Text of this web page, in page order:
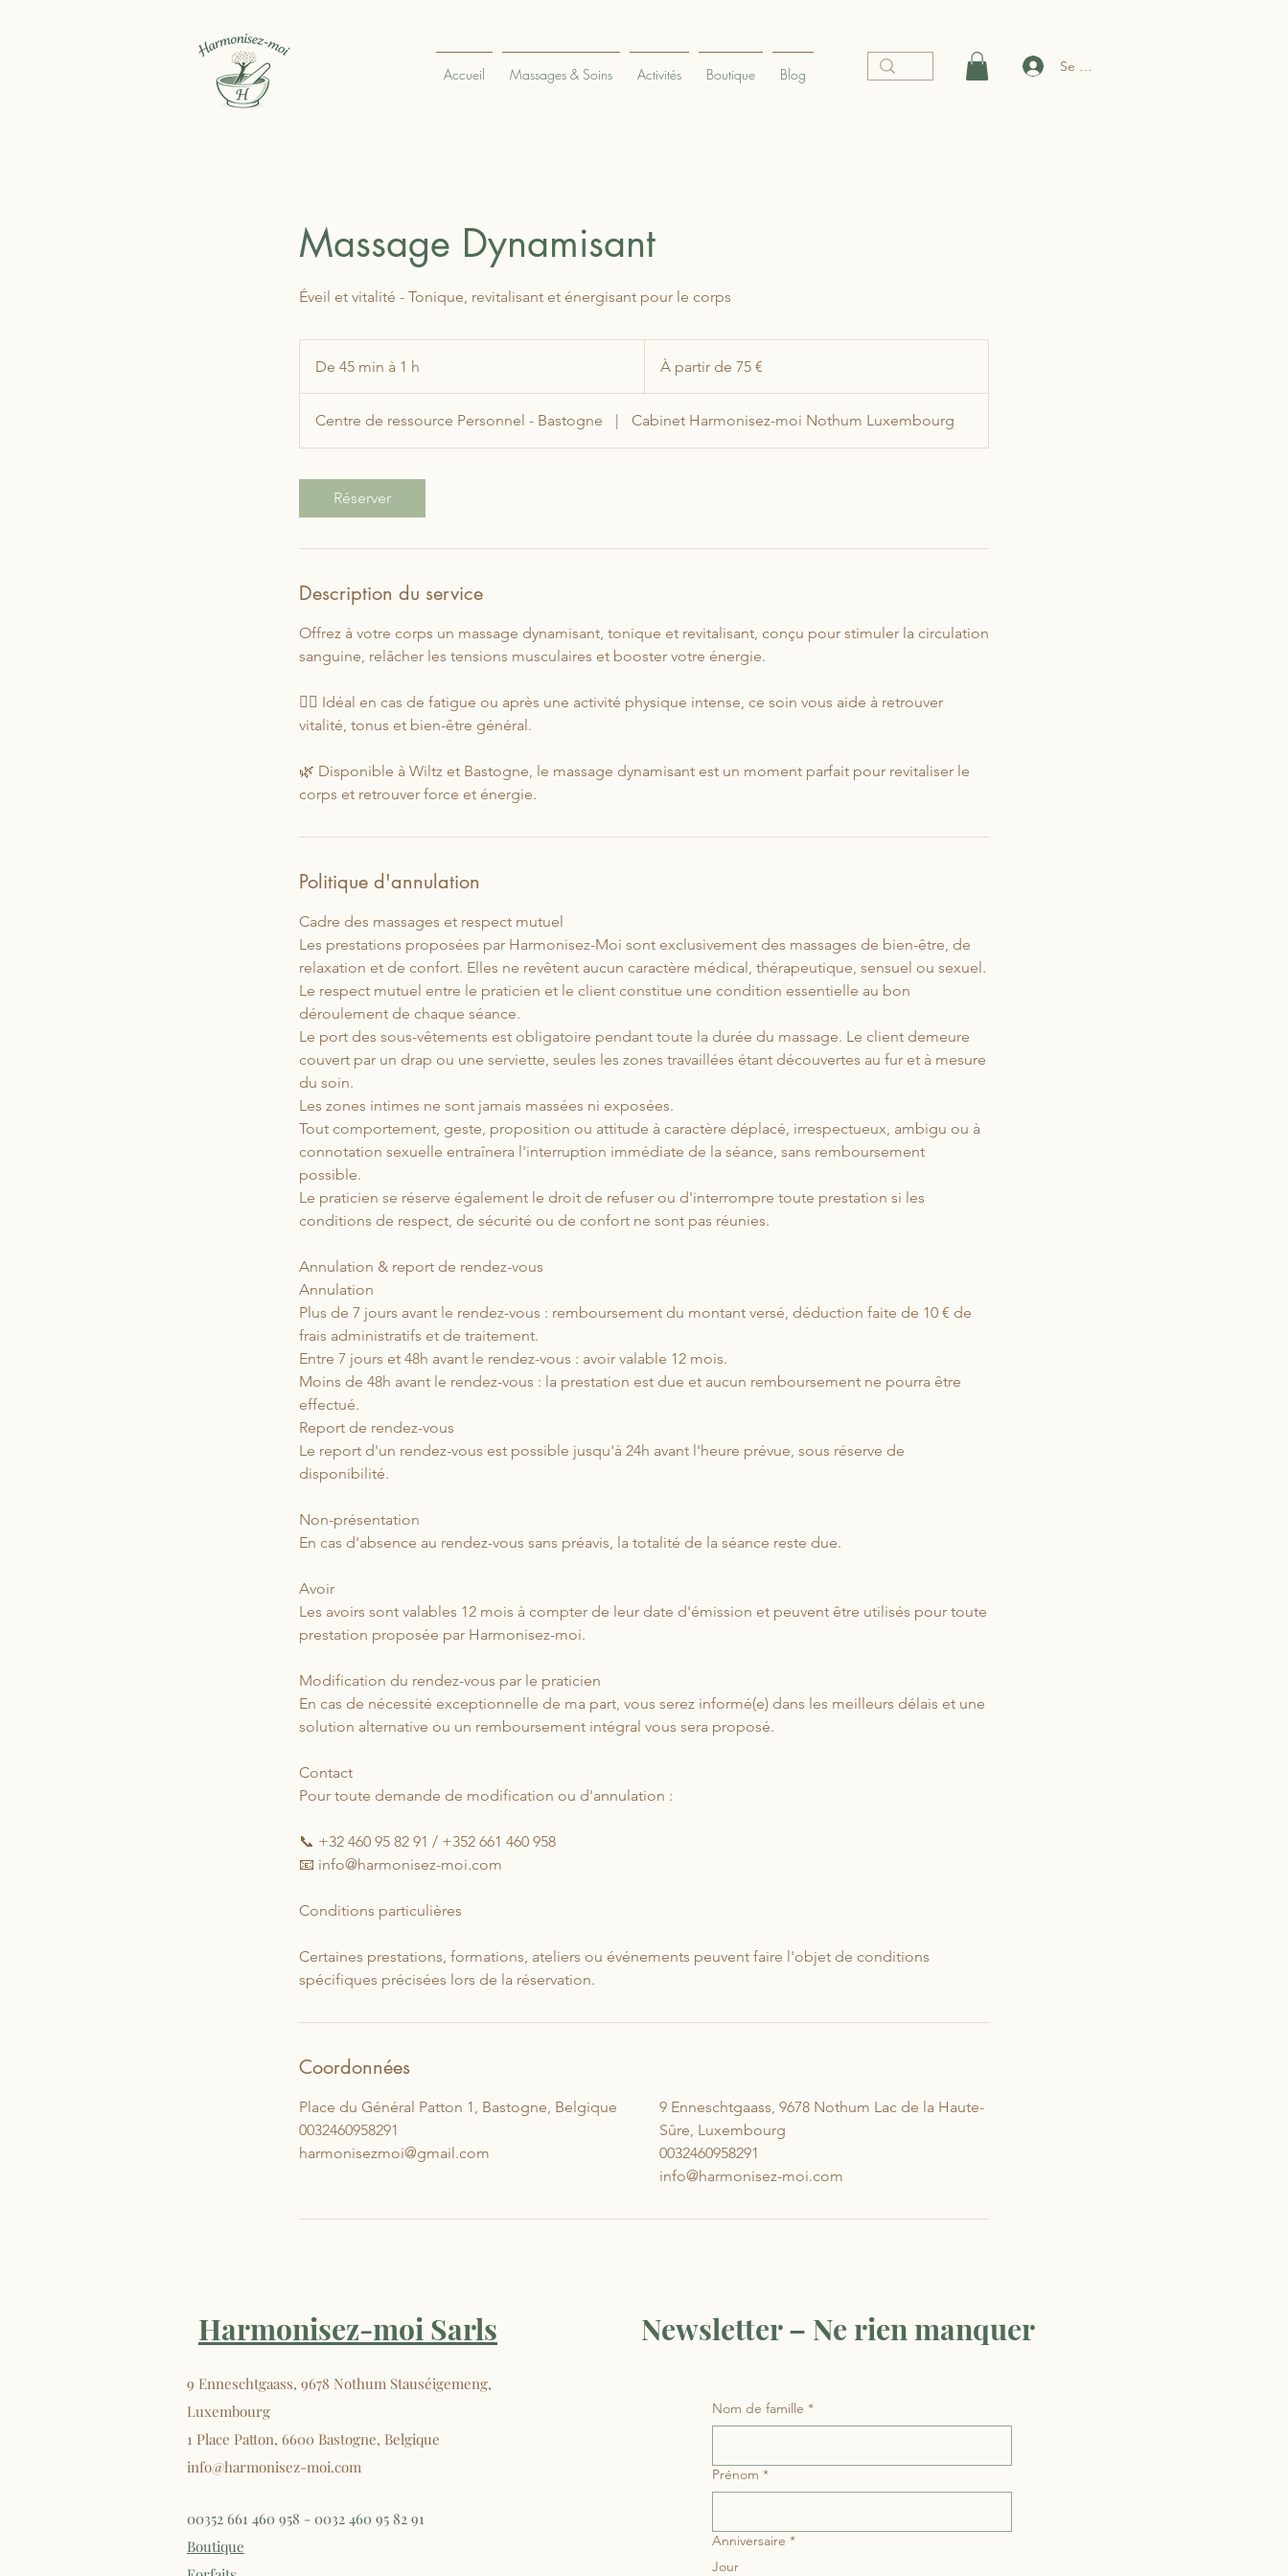
Accueil Massages & Soins Activités Boutique Blog Se connecter
Massage Dynamisant
Éveil et vitalité - Tonique, revitalisant et énergisant pour le corps
De 45 min à 1 h
e
i
1
À partir de 75 €
Centre de ressource Personnel - Bastogne | Cabinet Harmonisez-moi Nothum Luxembourg
Réserver
Description du service
Offrez à votre corps un massage dynamisant, tonique et revitalisant, conçu pour stimuler la circulation
sanguine, relâcher les tensions musculaires et booster votre énergie.
💆‍♀️ Idéal en cas de fatigue ou après une activité physique intense, ce soin vous aide à retrouver
vitalité, tonus et bien-être général.
🌿 Disponible à Wiltz et Bastogne, le massage dynamisant est un moment parfait pour revitaliser le
corps et retrouver force et énergie.
Politique d'annulation
Cadre des massages et respect mutuel
Les prestations proposées par Harmonisez-Moi sont exclusivement des massages de bien-être, de
relaxation et de confort. Elles ne revêtent aucun caractère médical, thérapeutique, sensuel ou sexuel.
Le respect mutuel entre le praticien et le client constitue une condition essentielle au bon
déroulement de chaque séance.
Le port des sous-vêtements est obligatoire pendant toute la durée du massage. Le client demeure
couvert par un drap ou une serviette, seules les zones travaillées étant découvertes au fur et à mesure
du soin.
Les zones intimes ne sont jamais massées ni exposées.
Tout comportement, geste, proposition ou attitude à caractère déplacé, irrespectueux, ambigu ou à
connotation sexuelle entraînera l'interruption immédiate de la séance, sans remboursement
possible.
Le praticien se réserve également le droit de refuser ou d'interrompre toute prestation si les
conditions de respect, de sécurité ou de confort ne sont pas réunies.
Annulation & report de rendez-vous
Annulation
Plus de 7 jours avant le rendez-vous : remboursement du montant versé, déduction faite de 10 € de
frais administratifs et de traitement.
Entre 7 jours et 48h avant le rendez-vous : avoir valable 12 mois.
Moins de 48h avant le rendez-vous : la prestation est due et aucun remboursement ne pourra être
effectué.
Report de rendez-vous
Le report d'un rendez-vous est possible jusqu'à 24h avant l'heure prévue, sous réserve de
disponibilité.
Non-présentation
En cas d'absence au rendez-vous sans préavis, la totalité de la séance reste due.
Avoir
Les avoirs sont valables 12 mois à compter de leur date d'émission et peuvent être utilisés pour toute
prestation proposée par Harmonisez-moi.
Modification du rendez-vous par le praticien
En cas de nécessité exceptionnelle de ma part, vous serez informé(e) dans les meilleurs délais et une
solution alternative ou un remboursement intégral vous sera proposé.
Contact
Pour toute demande de modification ou d'annulation :
📞 +32 460 95 82 91 / +352 661 460 958
📧 info@harmonisez-moi.com
Conditions particulières
Certaines prestations, formations, ateliers ou événements peuvent faire l'objet de conditions
spécifiques précisées lors de la réservation.
Coordonnées
Place du Général Patton 1, Bastogne, Belgique
0032460958291
harmonisezmoi@gmail.com
9 Enneschtgaass, 9678 Nothum Lac de la Haute-
Sûre, Luxembourg
0032460958291
info@harmonisez-moi.com
Harmonisez-moi Sarls
9 Enneschtgaass, 9678 Nothum Stauséigemeng,
Luxembourg
1 Place Patton, 6600 Bastogne, Belgique
info@harmonisez-moi.com
00352 661 460 958 - 0032 460 95 82 91
Boutique
Newsletter – Ne rien manquer
Nom de famille *
Prénom *
Anniversaire *
Jour